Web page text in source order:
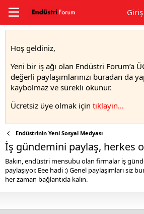
Giriş
Hoş geldiniz,
Yeni bir iş ağı olan Endüstri Forum’a
değerli paylaşımlarınızı buradan da
kaybolmaz ve sürekli okunur.
Ücretsiz üye olmak için tıklayın...
Endüstrinin Yeni Sosyal Medyası
İş gündemini paylaş, herkes
Bakın, endüstri mensubu olan firmalar iş
paylaşıyor. Eee hadi :) Genel paylaşımları siz
her zaman bağlantıda kalın.